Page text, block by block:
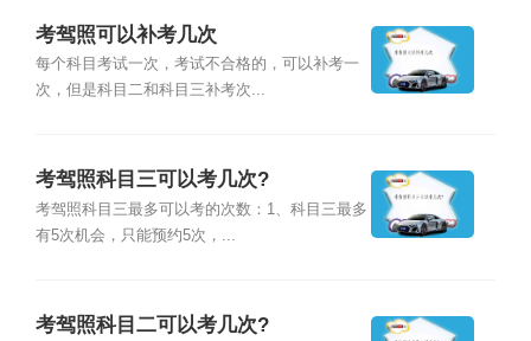
考驾照可以补考几次
每个科目考试一次，考试不合格的，可以补考一
次，但是科目二和科目三补考次...
考驾照科目三可以考几次?
考驾照科目三最多可以考的次数：1、科目三最多
有5次机会，只能预约5次，...
考驾照科目二可以考几次?